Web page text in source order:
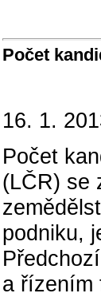
Počet
16. 1.
Počet
(LČR) se
podniku,
a řízením